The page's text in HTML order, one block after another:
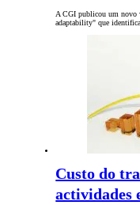
A CGI publicou um novo
adaptability" que
Custo do
actividades